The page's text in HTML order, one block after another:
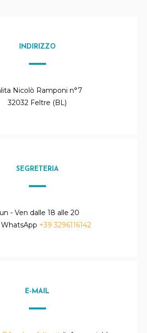
INDIRIZZO
Nicolò Ramponi n°7
32032 Feltre (BL)
SEGRETERIA
- Ven dalle 18 alle 20
WhatsApp +39 3296116142
E-MAIL